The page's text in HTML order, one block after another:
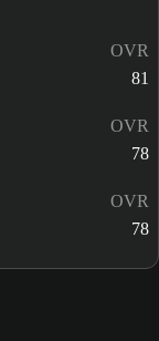
OVR
81
OVR
78
OVR
78